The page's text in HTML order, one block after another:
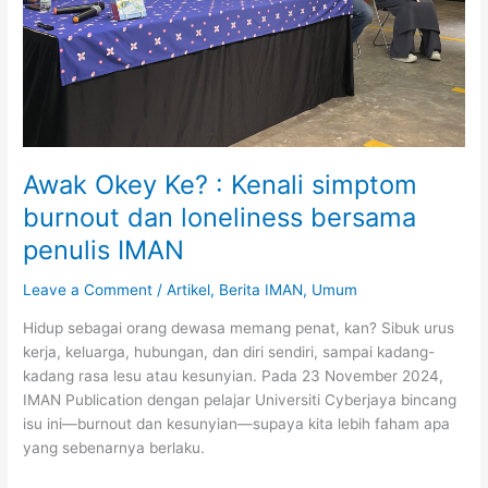
Awak Okey Ke? : Kenali simptom
burnout dan loneliness bersama
penulis IMAN
Leave a Comment /Artikel, Berita IMAN, Umum
Hidup sebagai orang dewasa memang penat, kan? Sibuk urus
kerja, keluarga, hubungan, dan diri sendiri, sampai kadang-
kadang rasa lesu atau kesunyian. Pada 23 November 2024,
IMAN Publication dengan pelajar Universiti Cyberjaya bincang
isu ini—burnout dan kesunyian—supaya kita lebih faham apa
yang sebenarnya berlaku.